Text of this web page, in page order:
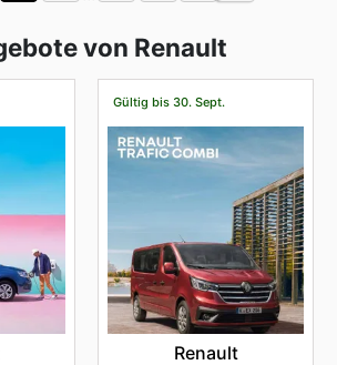
von Renault
Gültig bis 30. Sept.
Renault